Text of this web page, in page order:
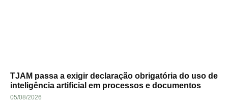
TJAM passa a exigir declaração obrigatória do uso de
inteligência artificial em processos e documentos
05/08/2026